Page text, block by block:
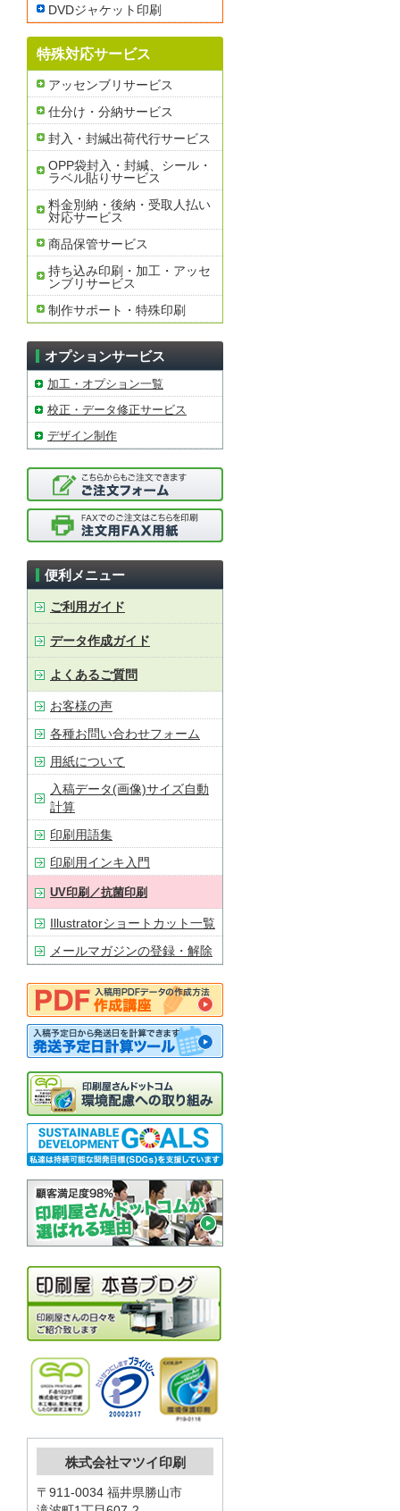
DVDジャケット印刷
特殊対応サービス
アッセンブリサービス
仕分け・分納サービス
封入・封緘出荷代行サービス
OPP袋封入・封緘、シール・
ラベル貼りサービス
料金別納・後納・受取人払い
対応サービス
商品保管サービス
持ち込み印刷・加工・アッセ
ンブリサービス
制作サポート・特殊印刷
オプションサービス
加工・オプション一覧
校正・データ修正サービス
デザイン制作
便利メニュー
ご利用ガイド
データ作成ガイド
よくあるご質問
お客様の声
各種お問い合わせフォーム
用紙について
入稿データ(画像)サイズ自動
計算
印刷用語集
印刷用インキ入門
UV印刷／抗菌印刷
Illustratorショートカット一覧
メールマガジンの登録・解除
株式会社マツイ印刷
〒911-0034 福井県勝山市